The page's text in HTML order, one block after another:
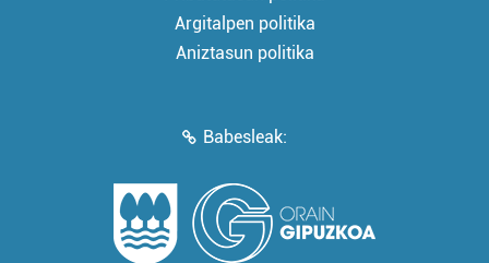
Argitalpen politika
Aniztasun politika
Babesleak: